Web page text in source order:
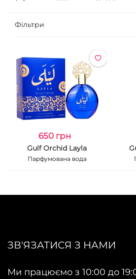
Фільтри
650 грн
Gulf Orchid Layla
Парфумована вода
ЗВ'ЯЗАТИСЯ З НАМИ
Ми працюємо з 10:00 до